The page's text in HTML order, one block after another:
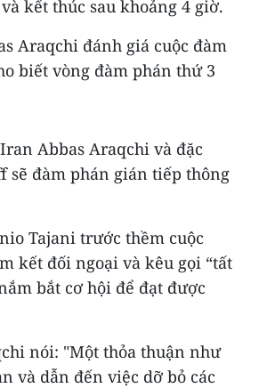
kết thúc sau khoảng 4 giờ.
Araqchi đánh giá cuộc đàm
biết vòng đàm phán thứ 3
Abbas Araqchi và đặc
sẽ đàm phán gián tiếp thông
Tajani trước thềm cuộc
kết đối ngoại và kêu gọi “tất
bắt cơ hội để đạt được
nói: "Một thỏa thuận như
và dẫn đến việc dỡ bỏ các